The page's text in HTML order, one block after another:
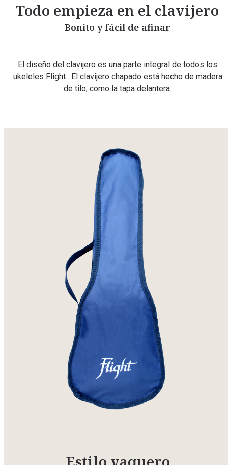
Todo empieza en el clavijero
Bonito y fácil de afinar
El diseño del clavijero es una parte integral de todos los
ukeleles Flight. El clavijero chapado está hecho de madera
de tilo, como la tapa delantera.